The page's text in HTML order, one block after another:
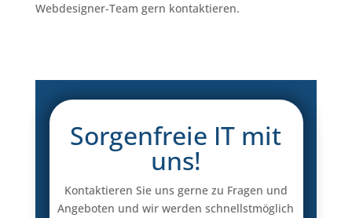
Webdesigner-Team gern kontaktieren.
Sorgenfreie IT mit
uns!
Kontaktieren Sie uns gerne zu Fragen und
Angeboten und wir werden schnellstmöglich